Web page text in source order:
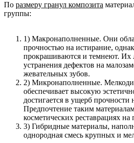
По размеру гранул композита
группы:
1) Макронаполненные. Они
прочностью на истирание,
прокрашиваются и темнеют. Их
устранения дефектов на
жевательных зубов.
2) Микронаполненные.
обеспечивает высокую
достигается в ущерб прочности
Предпочтение таким
косметических реставрациях на
3) Гибридные материалы,
однородная смесь крупных и